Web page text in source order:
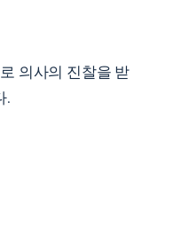
의사의 진찰을 받
.